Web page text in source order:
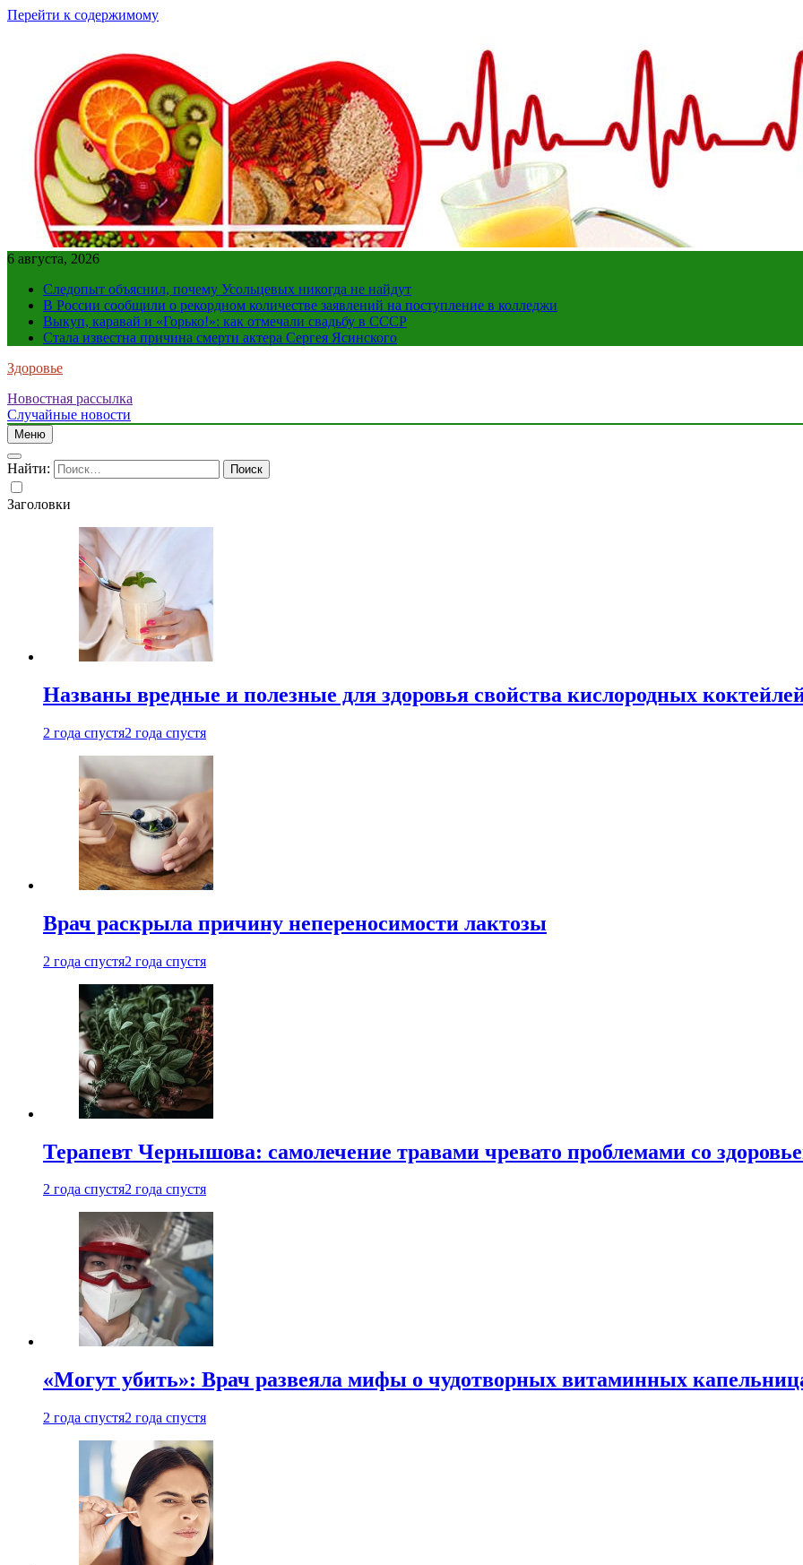
Перейти к содержимому
6 августа, 2026
Следопыт объяснил, почему Усольцевых никогда не найдут
В России сообщили о рекордном количестве заявлений на поступление в колледжи
Выкуп, каравай и «Горько!»: как отмечали свадьбу в СССР
Стала известна причина смерти актера Сергея Ясинского
Здоровье
Новостная рассылка
Случайные новости
Меню
Найти:
Заголовки
Названы вредные и полезные для здоровья свойства кислородных
2 года спустя2 года спустя
Врач раскрыла причину непереносимости лактозы
2 года спустя2 года спустя
Терапевт Чернышова: самолечение травами чревато проблемами со
2 года спустя2 года спустя
«Могут убить»: Врач развеяла мифы о чудотворных витаминных
2 года спустя2 года спустя